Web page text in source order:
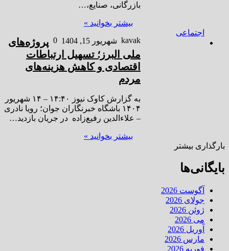
بازرگانی، صنایع،…
بیشتر بخوانید »
اجتماعی
kavak شهریور 15, 1404 0 پروژه‌های
ملی البرز؛ تسهیل ارتباطات
اقتصادی و کاهش هزینه‌های
مردم
به گزارش کاوک نیوز ۱۴:۴۰ – ۱۴ شهريور
۱۴۰۴ باشگاه خبرنگاران جوان؛ رویا نادری
– علاءالدین رفیع‌زاده در جریان بازدید…
بیشتر بخوانید »
بارگذاری بیشتر
بایگانی‌ها
آگوست 2026
جولای 2026
ژوئن 2026
می 2026
آوریل 2026
مارس 2026
فوریه 2026